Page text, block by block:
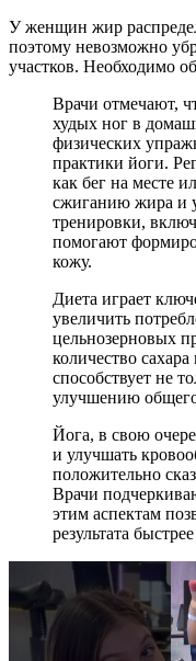
У женщин жир
поэтому невозможно
участков. Необходимо
Врачи отмечают,
худых ног в
физических
практики йоги.
как бег на месте
сжиганию жира и
тренировки,
помогают
кожу.
Диета играет
увеличить
цельнозерновых
количество
способствует не
улучшению общего
Йога, в свою
и улучшать
положительно
Врачи
этим аспектам
результата